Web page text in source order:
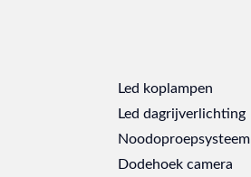
Led koplampen
Led dagrijverlichting
Noodoproepsysteem
Dodehoek camera